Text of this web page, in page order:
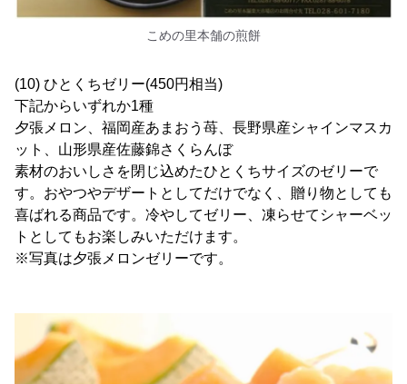
こめの里本舗の煎餅
(10) ひとくちゼリー(450円相当)
下記からいずれか1種
夕張メロン、福岡産あまおう苺、長野県産シャインマスカ
ット、山形県産佐藤錦さくらんぼ
素材のおいしさを閉じ込めたひとくちサイズのゼリーで
す。おやつやデザートとしてだけでなく、贈り物としても
喜ばれる商品です。冷やしてゼリー、凍らせてシャーベッ
トとしてもお楽しみいただけます。
※写真は夕張メロンゼリーです。